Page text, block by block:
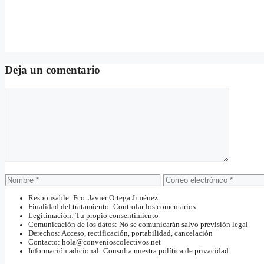
Deja un comentario
Nombre
Correo
electrónico
Responsable: Fco. Javier Ortega Jiménez
Finalidad del tratamiento: Controlar los comentarios
Legitimación: Tu propio consentimiento
Comunicación de los datos: No se comunicarán salvo previsión legal
Derechos: Acceso, rectificación, portabilidad, cancelación
Contacto: hola@convenioscolectivos.net
Información adicional: Consulta nuestra política de privacidad